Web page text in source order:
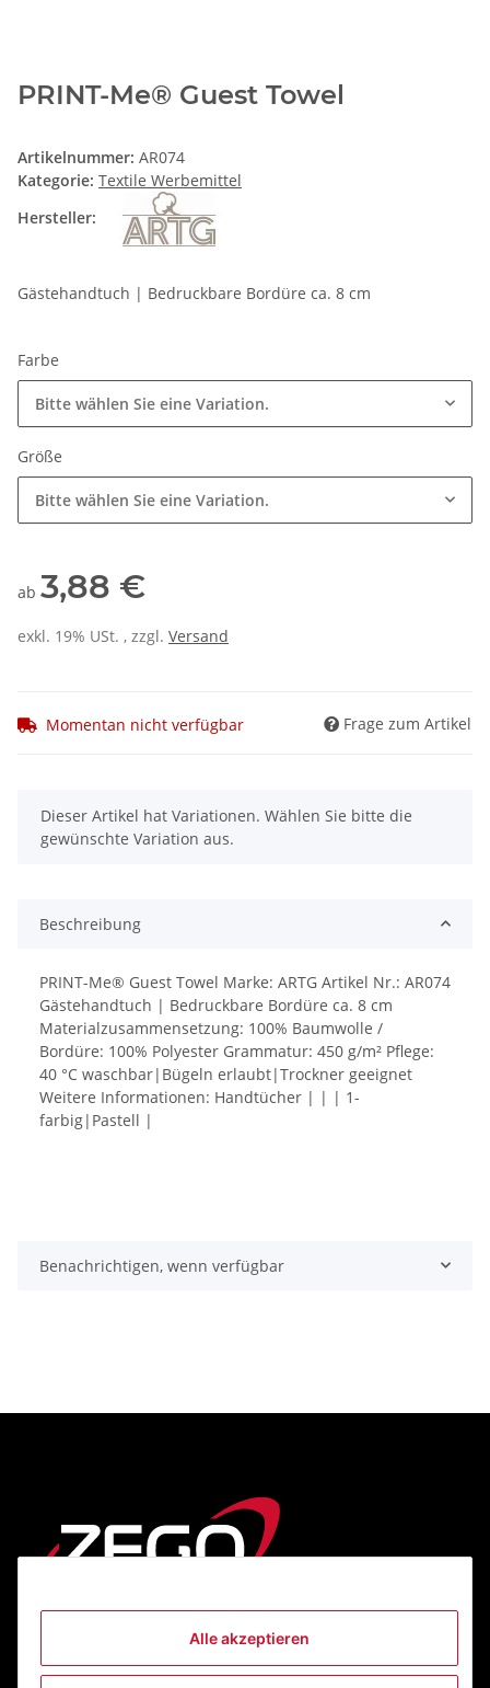
Alle akzeptieren
PRINT-Me® Guest Towel
Artikelnummer: AR074
Kategorie: Textile Werbemittel
Hersteller:
Gästehandtuch | Bedruckbare Bordüre ca. 8 cm
Farbe
Bitte wählen Sie eine Variation.
Größe
Bitte wählen Sie eine Variation.
ab 3,88 €
exkl. 19% USt. , zzgl. Versand
Momentan nicht verfügbar Frage zum Artikel
x
Dieser Artikel hat Variationen. Wählen Sie bitte die
gewünschte Variation aus.
Beschreibung
PRINT-Me® Guest Towel Marke: ARTG Artikel Nr.: AR074
Gästehandtuch | Bedruckbare Bordüre ca. 8 cm
Materialzusammensetzung: 100% Baumwolle /
Bordüre: 100% Polyester Grammatur: 450 g/m² Pflege:
40 °C waschbar|Bügeln erlaubt|Trockner geeignet
Weitere Informationen: Handtücher | | | 1-
farbig|Pastell |
Benachrichtigen, wenn verfügbar
Informationen